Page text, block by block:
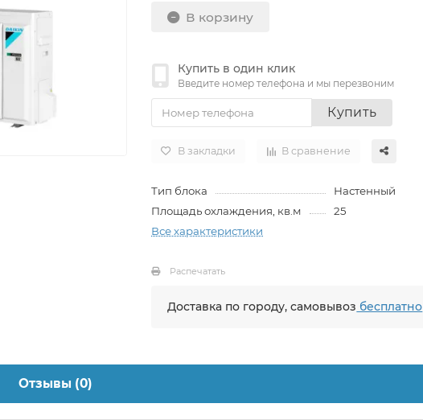
В корзину
Купить в один клик
Введите номер телефона и мы перезвоним
Купить
В закладки В сравнение
Тип блока
Настенный
Площадь охлаждения, кв.м
25
Все характеристики
Распечатать
Доставка по городу, самовывоз бесплатно
Отзывы (0)